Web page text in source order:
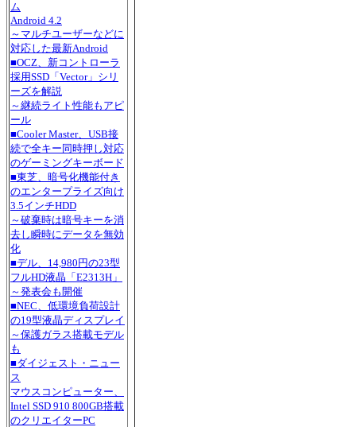
ム
Android 4.2
～マルチユーザーなどに
対応した最新Android
■OCZ、新コントローラ
採用SSD「Vector」シリ
ーズを解説
～継続ライト性能もアピ
ール
■Cooler Master、USB接
続で全キー同時押し対応
のゲーミングキーボード
■東芝、暗号化機能付き
のエンタープライズ向け
3.5インチHDD
～破棄時は暗号キーを消
去し瞬時にデータを無効
化
■デル、14,980円の23型
フルHD液晶「E2313H」
～発表会も開催
■NEC、低環境負荷設計
の19型液晶ディスプレイ
～保護ガラス搭載モデル
も
■ダイジェスト・ニュー
ス
マウスコンピューター、
Intel SSD 910 800GB搭載
のクリエイターPC